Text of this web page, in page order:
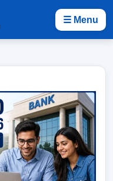
☰ Menu